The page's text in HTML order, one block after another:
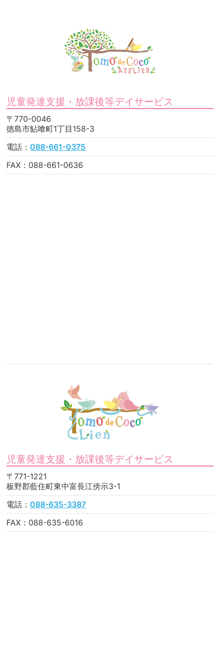
児童発達支援・放課後等デイサービス
〒770-0046
徳島市鮎喰町1丁目158-3
電話：088-661-0375
FAX：088-661-0636
児童発達支援・放課後等デイサービス
〒771-1221
板野郡藍住町東中富長江傍示3-1
電話：088-635-3387
FAX：088-635-6016